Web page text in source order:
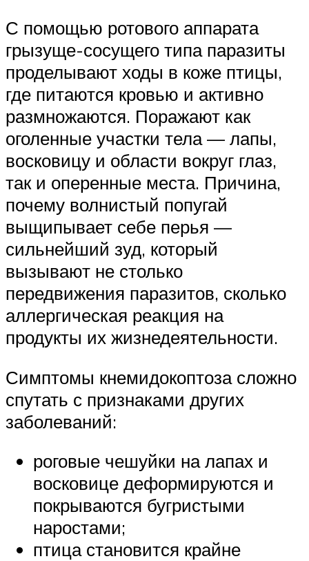
С помощью ротового аппарата
грызуще-сосущего типа паразиты
проделывают ходы в коже птицы,
где питаются кровью и активно
размножаются. Поражают как
оголенные участки тела — лапы,
восковицу и области вокруг глаз,
так и оперенные места. Причина,
почему волнистый попугай
выщипывает себе перья —
сильнейший зуд, который
вызывают не столько
передвижения паразитов, сколько
аллергическая реакция на
продукты их жизнедеятельности.
Симптомы кнемидокоптоза сложно
спутать с признаками других
заболеваний:
роговые чешуйки на лапах и
восковице деформируются и
покрываются бугристыми
наростами;
птица становится крайне